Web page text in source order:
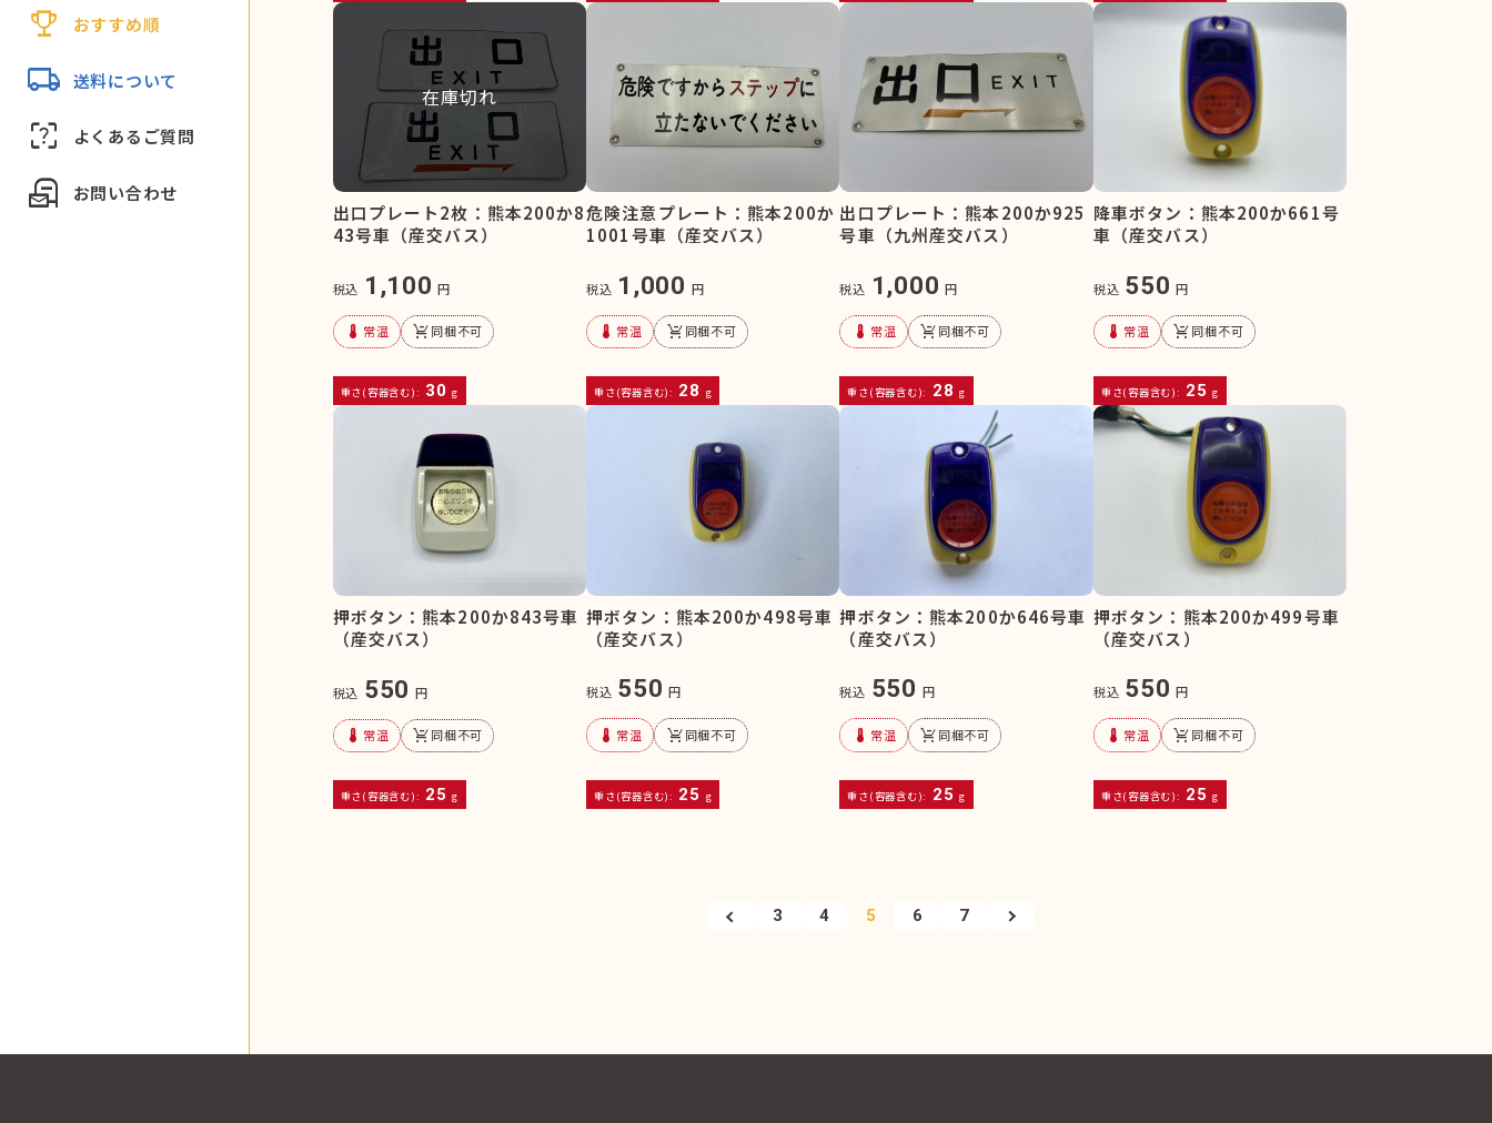
trophy おすすめ順
local_shipping 送料について
indeterminate_question_box よくあるご質問
local_post_office お問い合わせ
在庫切れ
出口プレート2枚：熊本200か8
43号車（産交バス）
税込 1,100 円
device_thermostat 常温 remove_shopping_cart同梱不可
重さ(容器含む): 30 g
危険注意プレート：熊本200か
1001号車（産交バス）
税込 1,000 円
device_thermostat 常温 remove_shopping_cart同梱不可
重さ(容器含む): 28 g
出口プレート：熊本200か925
号車（九州産交バス）
税込 1,000 円
device_thermostat 常温 remove_shopping_cart同梱不可
重さ(容器含む): 28 g
降車ボタン：熊本200か661号
車（産交バス）
税込 550 円
device_thermostat 常温 remove_shopping_cart同梱不可
重さ(容器含む): 25 g
押ボタン：熊本200か843号車
（産交バス）
税込 550 円
device_thermostat 常温 remove_shopping_cart同梱不可
重さ(容器含む): 25 g
押ボタン：熊本200か498号車
（産交バス）
税込 550 円
device_thermostat 常温 remove_shopping_cart同梱不可
重さ(容器含む): 25 g
押ボタン：熊本200か646号車
（産交バス）
税込 550 円
device_thermostat 常温 remove_shopping_cart同梱不可
重さ(容器含む): 25 g
押ボタン：熊本200か499号車
（産交バス）
税込 550 円
device_thermostat 常温 remove_shopping_cart同梱不可
重さ(容器含む): 25 g
3 4 5 6 7